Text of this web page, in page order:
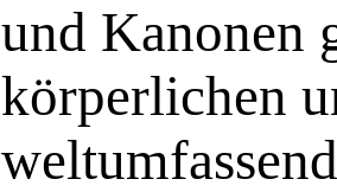
und Kanonen
körperlichen